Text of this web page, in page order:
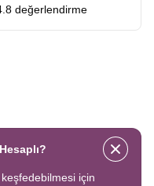
değerlendirme
keşfedebilmesi için